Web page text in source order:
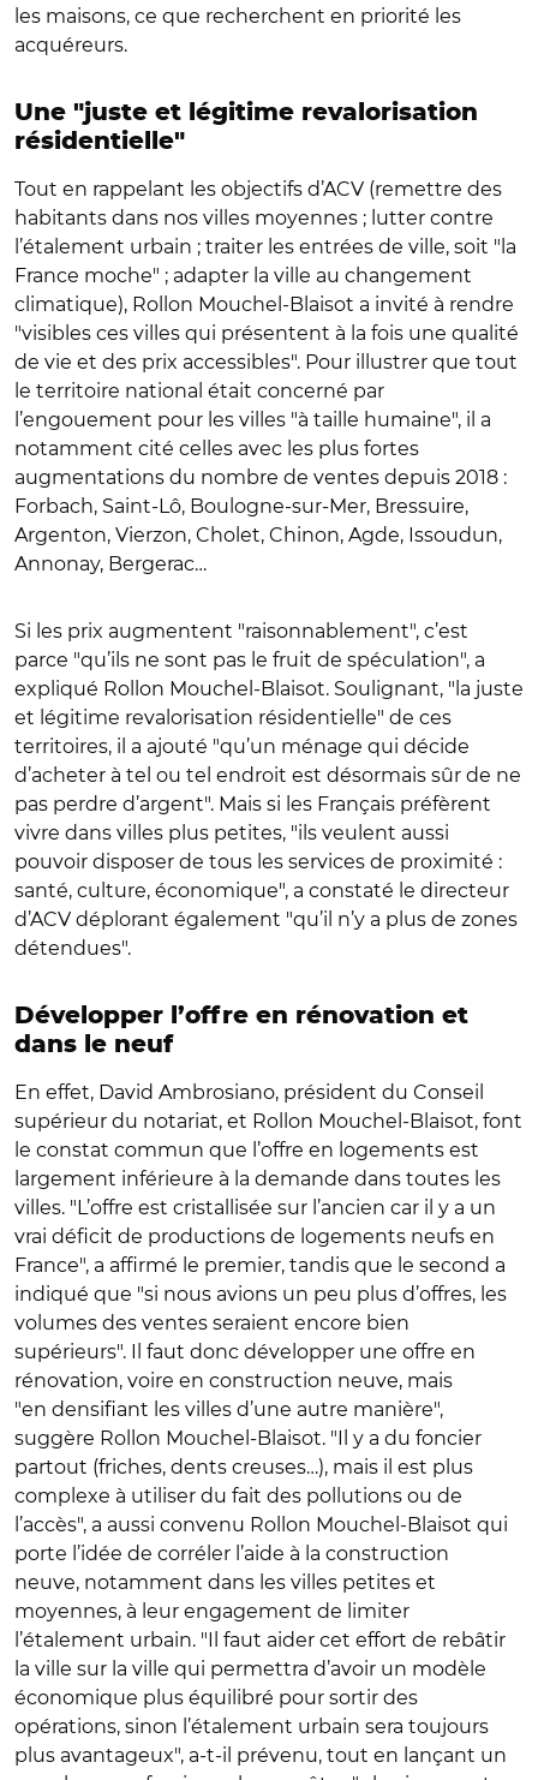
les maisons, ce que recherchent en priorité les
acquéreurs.
Une "juste et légitime revalorisation
résidentielle"
Tout en rappelant les objectifs d’ACV (remettre des
habitants dans nos villes moyennes ; lutter contre
l’étalement urbain ; traiter les entrées de ville, soit "la
France moche" ; adapter la ville au changement
climatique), Rollon Mouchel-Blaisot a invité à rendre
"visibles ces villes qui présentent à la fois une qualité
de vie et des prix accessibles". Pour illustrer que tout
le territoire national était concerné par
l’engouement pour les villes "à taille humaine", il a
notamment cité celles avec les plus fortes
augmentations du nombre de ventes depuis 2018 :
Forbach, Saint-Lô, Boulogne-sur-Mer, Bressuire,
Argenton, Vierzon, Cholet, Chinon, Agde, Issoudun,
Annonay, Bergerac…
Si les prix augmentent "raisonnablement", c’est
parce "qu’ils ne sont pas le fruit de spéculation", a
expliqué Rollon Mouchel-Blaisot. Soulignant, "la juste
et légitime revalorisation résidentielle" de ces
territoires, il a ajouté "qu’un ménage qui décide
d’acheter à tel ou tel endroit est désormais sûr de ne
pas perdre d’argent". Mais si les Français préfèrent
vivre dans villes plus petites, "ils veulent aussi
pouvoir disposer de tous les services de proximité :
santé, culture, économique", a constaté le directeur
d’ACV déplorant également "qu’il n’y a plus de zones
détendues".
Développer l’offre en rénovation et
dans le neuf
En effet, David Ambrosiano, président du Conseil
supérieur du notariat, et Rollon Mouchel-Blaisot, font
le constat commun que l’offre en logements est
largement inférieure à la demande dans toutes les
villes. "L’offre est cristallisée sur l’ancien car il y a un
vrai déficit de productions de logements neufs en
France", a affirmé le premier, tandis que le second a
indiqué que "si nous avions un peu plus d’offres, les
volumes des ventes seraient encore bien
supérieurs". Il faut donc développer une offre en
rénovation, voire en construction neuve, mais
"en densifiant les villes d’une autre manière",
suggère Rollon Mouchel-Blaisot. "Il y a du foncier
partout (friches, dents creuses…), mais il est plus
complexe à utiliser du fait des pollutions ou de
l’accès", a aussi convenu Rollon Mouchel-Blaisot qui
porte l’idée de corréler l’aide à la construction
neuve, notamment dans les villes petites et
moyennes, à leur engagement de limiter
l’étalement urbain. "Il faut aider cet effort de rebâtir
la ville sur la ville qui permettra d’avoir un modèle
économique plus équilibré pour sortir des
opérations, sinon l’étalement urbain sera toujours
plus avantageux", a-t-il prévenu, tout en lançant un